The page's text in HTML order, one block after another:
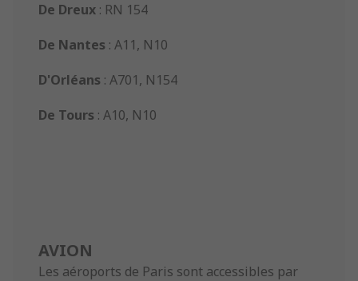
De Dreux : RN 154
De Nantes : A11, N10
D'Orléans : A701, N154
De Tours : A10, N10
AVION
Les aéroports de Paris sont accessibles par